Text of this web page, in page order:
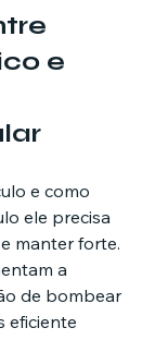
e
e como
ele precisa
manter forte.
a
de bombear
eficiente